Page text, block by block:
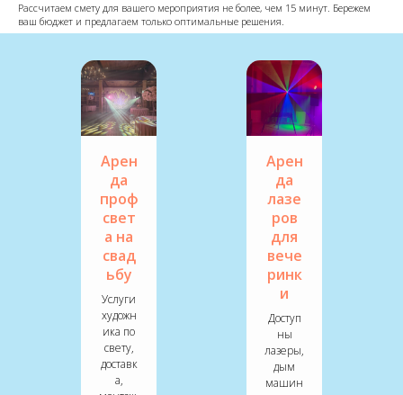
Рассчитаем смету для вашего мероприятия не более, чем 15 минут. Бережем
ваш бюджет и предлагаем только оптимальные решения.
Арен
да
проф
свет
а на
свад
ьбу
Услуги
художн
ика по
свету,
доставк
а,
Арен
да
лазе
ров
для
вече
ринк
и
Доступ
ны
лазеры,
дым
машин